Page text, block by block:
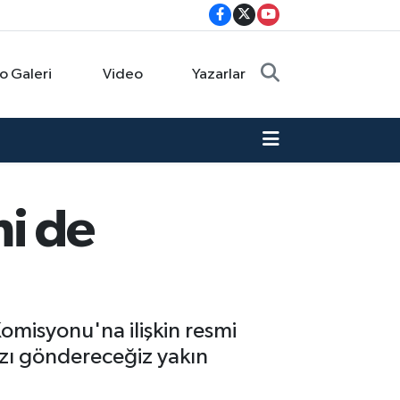
Galeri Video Yazarlar
de
ilişkin resmi
göndereceğiz yakın